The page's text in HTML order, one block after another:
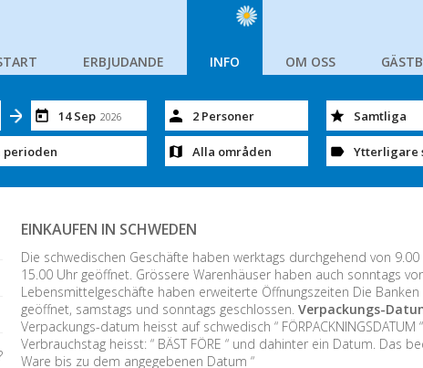
ERBJUDANDE INFO OM OSS
14 Sep 2026
perioden
2 Personer
Alla områden
Samtliga
Ytterligare
EINKAUFEN IN SCHWEDEN
Die schwedischen Geschäfte haben werktags durchgehend von
15.00 Uhr geöffnet. Grössere Warenhäuser haben auch sonntags
Lebensmittelgeschäfte haben erweiterte Öffnungszeiten Die
geöffnet, samstags und sonntags geschlossen. Verpackungs-
Verpackungs-datum heisst auf schwedisch “
Verbrauchstag heisst: “ BÄST FÖRE “ und dahinter ein Datum. Das
Ware bis zu dem angegebenen Datum “